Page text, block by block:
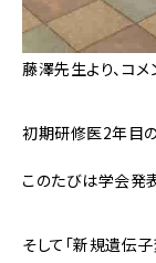
藤澤先生より、コメ
初期研修医2年目の
このたびは学会発
そして「新規遺伝